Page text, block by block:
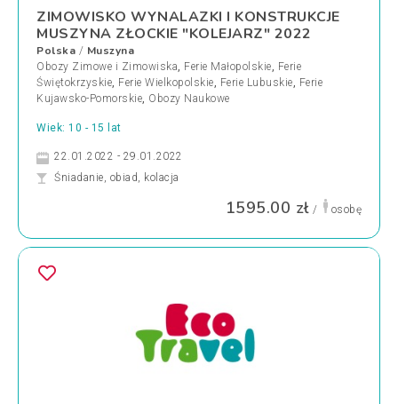
ZIMOWISKO WYNALAZKI I KONSTRUKCJE
MUSZYNA ZŁOCKIE "KOLEJARZ" 2022
Polska / Muszyna
Obozy Zimowe i Zimowiska, Ferie Małopolskie, Ferie
Świętokrzyskie, Ferie Wielkopolskie, Ferie Lubuskie, Ferie
Kujawsko-Pomorskie, Obozy Naukowe
Wiek: 10 - 15 lat
22.01.2022 - 29.01.2022
Śniadanie, obiad, kolacja
1595.00 zł / osobę